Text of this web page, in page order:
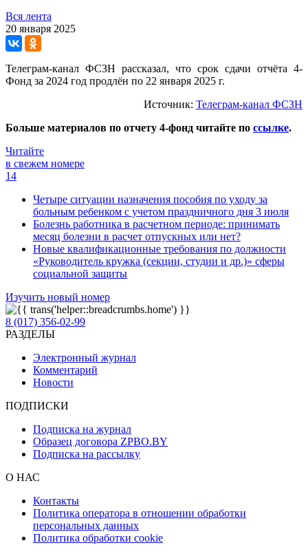
Вся лента
20 января 2025
Телеграм-канал ФСЗН рассказал, что срок сдачи отчёта 4-
Фонд за 2024 год продлён по 22 января 2025 г.
Источник: Телеграм-канал ФСЗН
Больше материалов по отчету 4-фонд читайте по ссылке.
Читайте
в свежем номере
14
Четыре ситуации назначения пособия по уходу за
больным ребенком с учетом праздничного дня 3 июля
Болезнь работника в расчетном периоде: принимать
месяц болезни в расчет отпускных или нет?
Новые квалификационные требования по должности
«Руководитель кружка (секции, студии и др.)» сферы
социальной защиты
Изучить новый номер
8 (017) 356-02-99
РАЗДЕЛЫ
Электронный журнал
Комментарий
Новости
ПОДПИСКИ
Подписка на журнал
Образец договора ZPBO.BY
Подписка на рассылку
О НАС
Контакты
Политика оператора в отношении обработки
персональных данных
Политика обработки cookie